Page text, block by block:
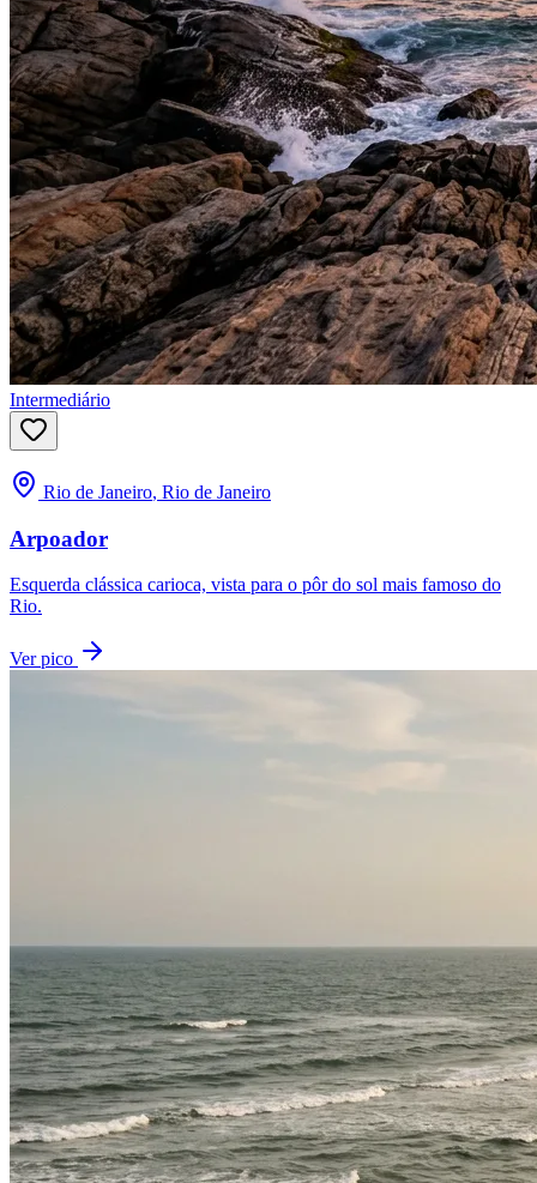
Intermediário
Rio de Janeiro, Rio de Janeiro
Arpoador
Esquerda clássica carioca, vista para o pôr do sol mais famoso do
Rio.
Ver pico